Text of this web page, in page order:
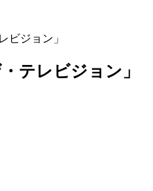
ビジョン」
テレビジョン」